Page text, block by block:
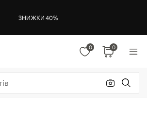
ЗНИЖКИ 40%
0 0